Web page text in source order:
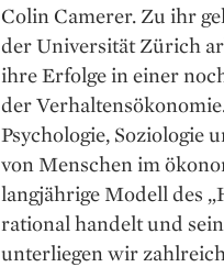
Colin Camerer. Zu ihr
der Universität Zürich
ihre Erfolge in einer
der
Psychologie, Soziologie
von Menschen im
langjährige Modell des
rational handelt und
unterliegen wir